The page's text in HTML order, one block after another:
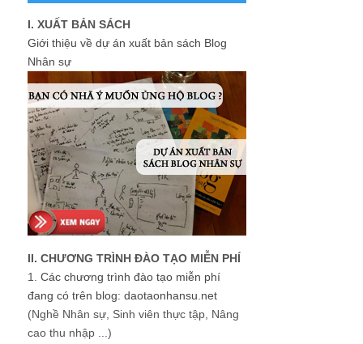
I. XUẤT BẢN SÁCH
Giới thiệu về dự án xuất bản sách Blog
Nhân sự
II. CHƯƠNG TRÌNH ĐÀO TẠO MIỄN PHÍ
1. Các chương trình đào tạo miễn phí
đang có trên blog: daotaonhansu.net
(Nghề Nhân sự, Sinh viên thực tập, Nâng
cao thu nhập ...)